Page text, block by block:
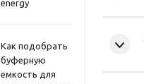
energy
Как подобрать
буферную
емкость для